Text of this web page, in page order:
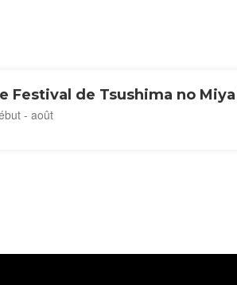
Festival de Tsushima no
- août